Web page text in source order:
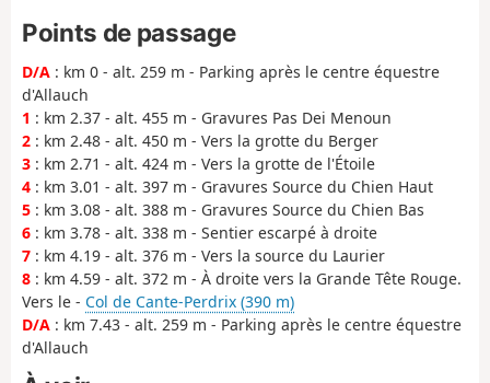
Points de passage
D/A : km 0 - alt. 259 m - Parking après le centre équestre
d'Allauch
1 : km 2.37 - alt. 455 m - Gravures Pas Dei Menoun
2 : km 2.48 - alt. 450 m - Vers la grotte du Berger
3 : km 2.71 - alt. 424 m - Vers la grotte de l'Étoile
4 : km 3.01 - alt. 397 m - Gravures Source du Chien Haut
5 : km 3.08 - alt. 388 m - Gravures Source du Chien Bas
6 : km 3.78 - alt. 338 m - Sentier escarpé à droite
7 : km 4.19 - alt. 376 m - Vers la source du Laurier
8 : km 4.59 - alt. 372 m - À droite vers la Grande Tête Rouge.
Vers le - Col de Cante-Perdrix (390 m)
D/A : km 7.43 - alt. 259 m - Parking après le centre équestre
d'Allauch